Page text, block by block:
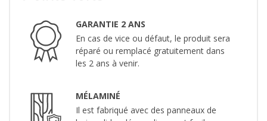
GARANTIE 2 ANS
En cas de vice ou défaut, le produit sera
réparé ou remplacé gratuitement dans
les 2 ans à venir.
MÉLAMINÉ
Il est fabriqué avec des panneaux de